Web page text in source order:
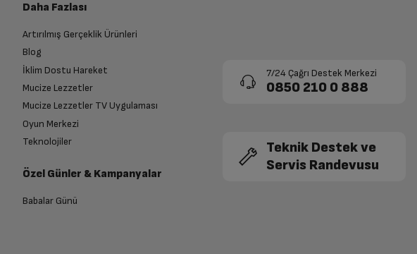
Daha Fazlası
Artırılmış Gerçeklik Ürünleri
Blog
İklim Dostu Hareket
Mucize Lezzetler
Mucize Lezzetler TV Uygulaması
Oyun Merkezi
Teknolojiler
Özel Günler & Kampanyalar
Babalar Günü
7/24 Çağrı Destek Merkezi
0850 210 0 888
Teknik Destek ve
Servis Randevusu